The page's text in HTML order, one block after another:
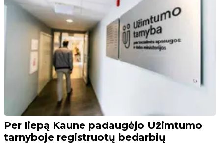
Per liepą Kaune padaugėjo Užimtumo
tarnyboje registruotų bedarbių